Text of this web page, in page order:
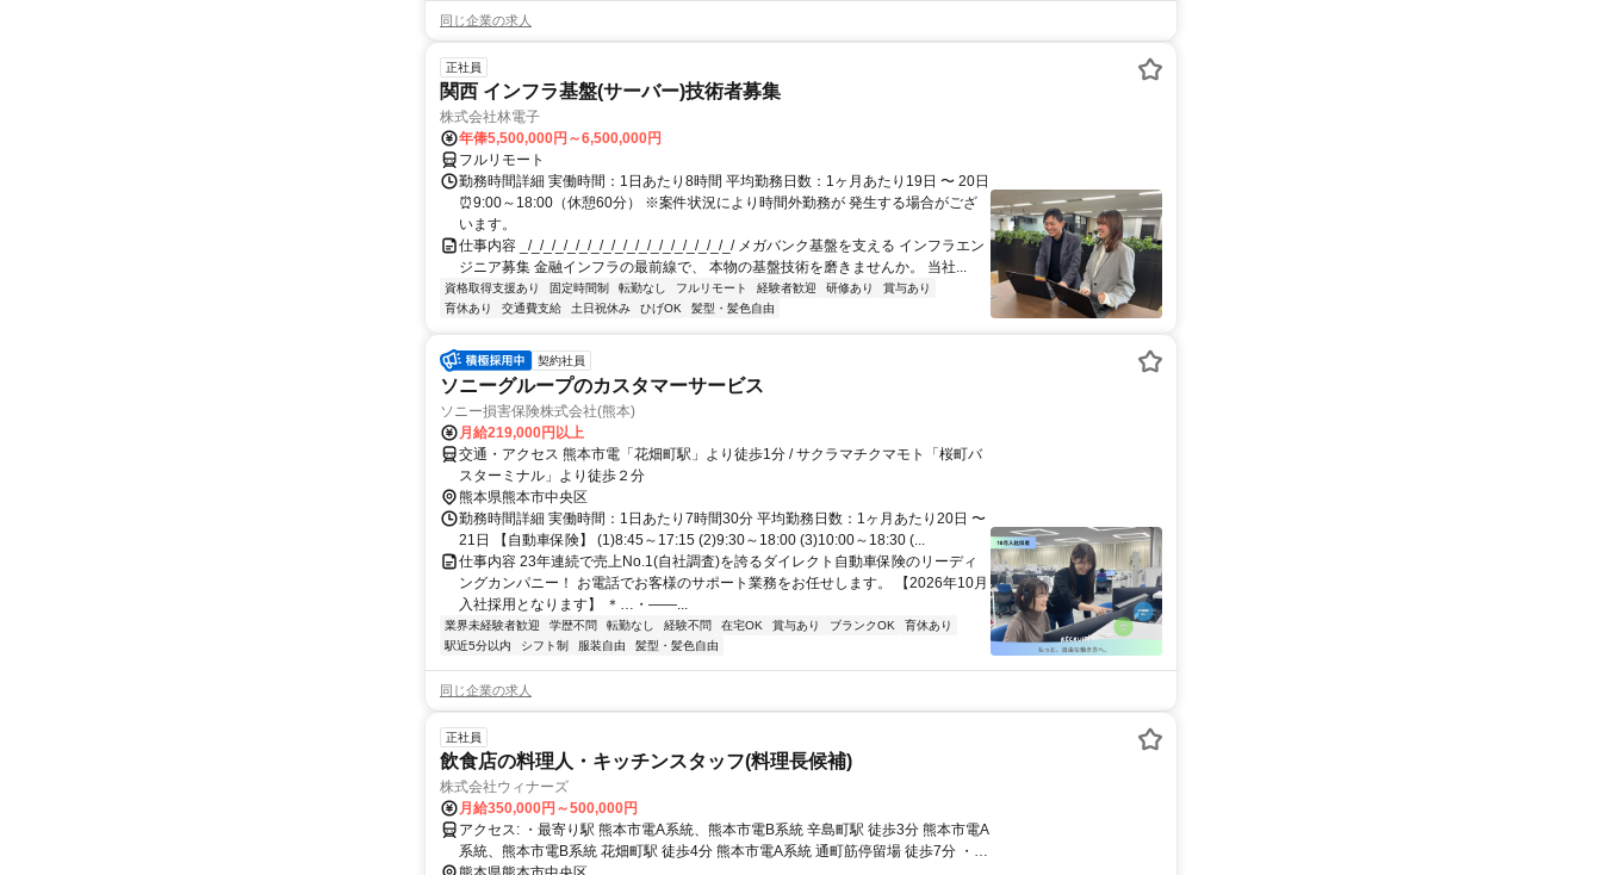
同じ企業の求人
正社員
関西 インフラ基盤(サーバー)技術者募集
株式会社林電子
年俸5,500,000円～6,500,000円
フルリモート
勤務時間詳細 実働時間：1日あたり8時間 平均勤務日数：1ヶ月あたり19日 〜 20日
⏰9:00～18:00（休憩60分） ※案件状況により時間外勤務が 発生する場合がござ
います。
仕事内容 _/_/_/_/_/_/_/_/_/_/_/_/_/_/_/_/_/_/ メガバンク基盤を支える インフラエン
ジニア募集 金融インフラの最前線で、 本物の基盤技術を磨きませんか。 当社...
資格取得支援あり 固定時間制 転勤なし フルリモート 経験者歓迎 研修あり
賞与あり
育休あり
交通費支給 土日祝休み ひげOK 髪型・髪色自由
契約社員
ソニーグループのカスタマーサービス
ソニー損害保険株式会社(熊本)
月給219,000円以上
交通・アクセス 熊本市電「花畑町駅」より徒歩1分 / サクラマチクマモト「桜町バ
スターミナル」より徒歩２分
熊本県熊本市中央区
勤務時間詳細 実働時間：1日あたり7時間30分 平均勤務日数：1ヶ月あたり20日 〜
21日 【自動車保険】 (1)8:45～17:15 (2)9:30～18:00 (3)10:00～18:30 (...
仕事内容 23年連続で売上No.1(自社調査)を誇るダイレクト自動車保険のリーディ
ングカンパニー！ お電話でお客様のサポート業務をお任せします。 【2026年10月
入社採用となります】 ＊…・――...
業界未経験者歓迎 学歴不問 転勤なし 経験不問 在宅OK 賞与あり ブランクOK
育休あり
駅近5分以内
シフト制 服装自由 髪型・髪色自由
同じ企業の求人
正社員
飲食店の料理人・キッチンスタッフ(料理長候補)
株式会社ウィナーズ
月給350,000円～500,000円
アクセス: ・最寄り駅 熊本市電A系統、熊本市電B系統 辛島町駅 徒歩3分 熊本市電A
系統、熊本市電B系統 花畑町駅 徒歩4分 熊本市電A系統 通町筋停留場 徒歩7分 ・最